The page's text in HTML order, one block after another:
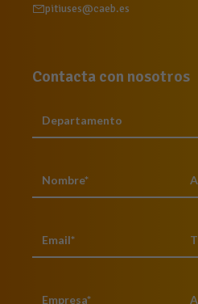
pitiuses@caeb.es
Contacta con nosotros